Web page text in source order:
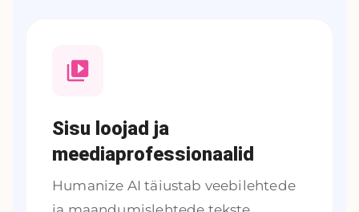
Sisu loojad ja
meediaprofessionaalid
Humanize AI täiustab veebilehtede